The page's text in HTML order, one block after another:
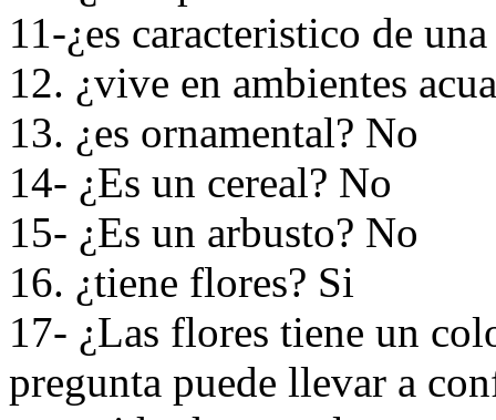
11-¿es caracteristico de
12. ¿vive en ambientes
13. ¿es ornamental? No
14- ¿Es un cereal? No
15- ¿Es un arbusto? No
16. ¿tiene flores? Si
17- ¿Las flores tiene un
pregunta puede llevar a